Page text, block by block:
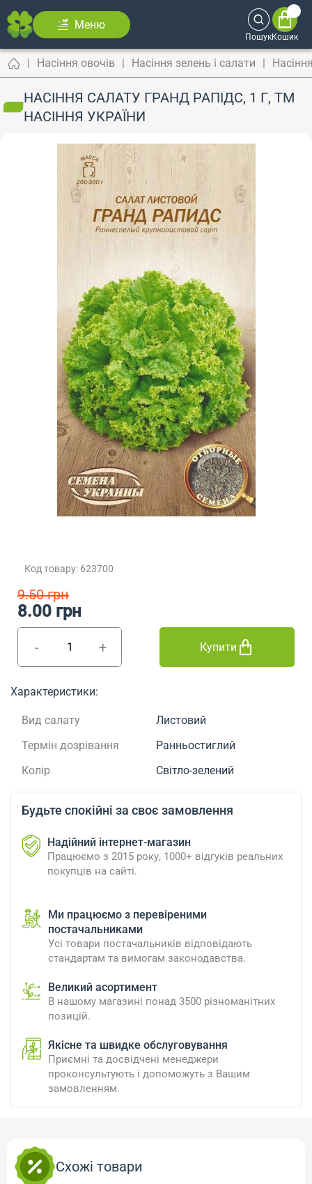
Меню
ПошукКошик
Насіння овочів Насіння зелень і салати
НАСІННЯ САЛАТУ ГРАНД РАПІДС, 1 Г, ТМ
НАСІННЯ УКРАЇНИ
Код товару: 623700
- +
9.50 грн
8.00 грн
Купити
Характеристики:
Вид салату
Листовий
Термін дозрівання
Ранньостиглий
Колір
Світло-зелений
Будьте спокійні за своє замовлення
Надійний інтернет-магазин
Працюємо з 2015 року, 1000+ відгуків реальних
покупців на сайті.
Ми працюємо з перевіреними
постачальниками
Усі товари постачальників відповідають
стандартам та вимогам законодавства.
Великий асортимент
В нашому магазині понад 3500 різноманітних
позицій.
Якісне та швидке обслуговування
Приємні та досвідчені менеджери
проконсультують і допоможуть з Вашим
замовленням.
Схожі товари